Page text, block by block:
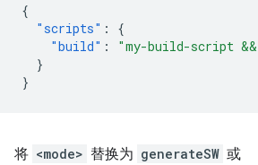
{
"scripts" :
{
"build" :
"my-build-script
}
}
将 <mode> 替换为 generateSW 或